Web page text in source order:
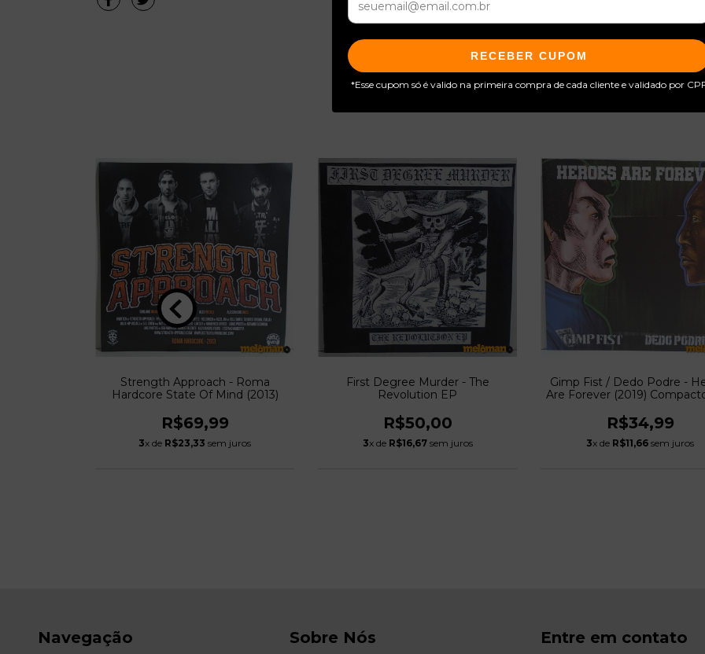
RECEBER CUPOM
*Esse cupom só é valido na primeira compra de cada cliente e validado por
Produtos relacionados
Strength Approach - Roma
Hardcore State Of Mind (2013)
R$69,99
3x de R$23,33 sem juros
First Degree Murder - The
Revolution EP
R$50,00
3x de R$16,67sem juros
Gimp Fist / Dedo Podre -
Are Forever (2019)
R$34,99
3x de R$11,66 sem juros
Navegação Sobre Nós Entre em contato